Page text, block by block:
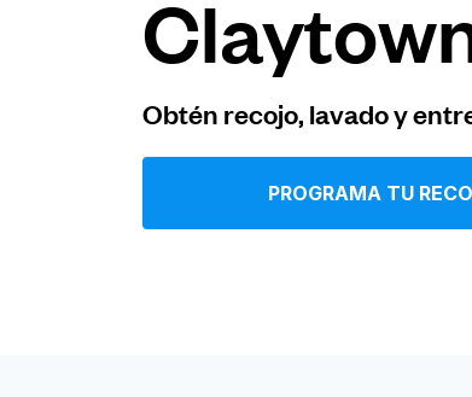
Iniciar sesión
Obtén recojo, lavado y
PROGRAMA TU